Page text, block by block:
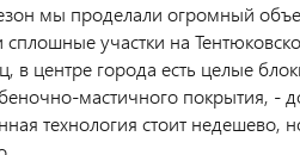
мы проделали огромный
сплошные участки на
в центре города есть целые
мастичного покрытия, -
технология стоит недешево,